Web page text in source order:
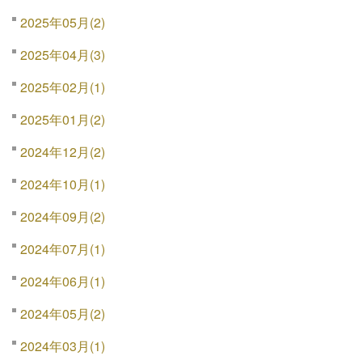
2025年05月(2)
2025年04月(3)
2025年02月(1)
2025年01月(2)
2024年12月(2)
2024年10月(1)
2024年09月(2)
2024年07月(1)
2024年06月(1)
2024年05月(2)
2024年03月(1)